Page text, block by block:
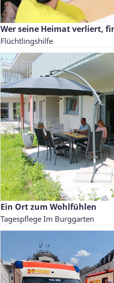
Wer seine Heimat verliert,
Flüchtlingshilfe
Ein Ort zum Wohlfühlen
Tagespflege Im Burggarten